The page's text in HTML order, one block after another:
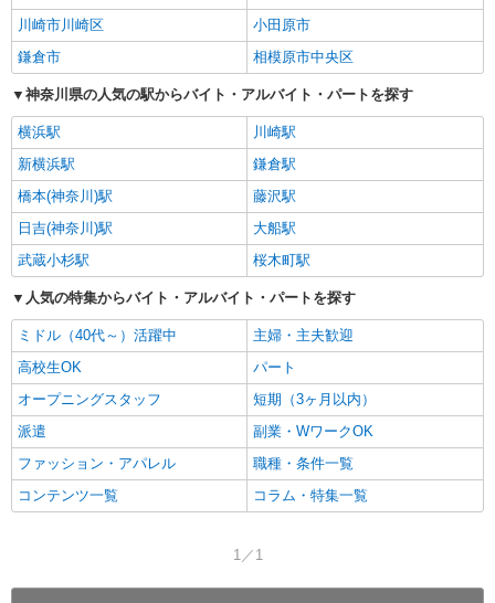
川崎市川崎区
小田原市
鎌倉市
相模原市中央区
神奈川県の人気の駅からバイト・アルバイト・パートを探す
横浜駅
川崎駅
新横浜駅
鎌倉駅
橋本(神奈川)駅
藤沢駅
日吉(神奈川)駅
大船駅
武蔵小杉駅
桜木町駅
人気の特集からバイト・アルバイト・パートを探す
ミドル（40代～）活躍中
主婦・主夫歓迎
高校生OK
パート
オープニングスタッフ
短期（3ヶ月以内）
派遣
副業・WワークOK
ファッション・アパレル
職種・条件一覧
コンテンツ一覧
コラム・特集一覧
1／1